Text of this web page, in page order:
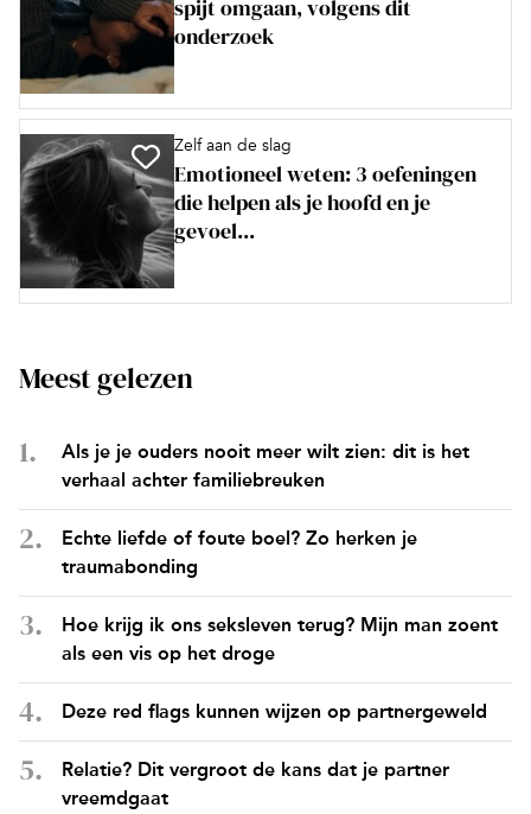
spijt omgaan, volgens dit
onderzoek
Zelf aan de slag
Emotioneel weten: 3 oefeningen
die helpen als je hoofd en je
gevoel...
Meest gelezen
Als je je ouders nooit meer wilt zien: dit is het
verhaal achter familiebreuken
Echte liefde of foute boel? Zo herken je
traumabonding
Hoe krijg ik ons seksleven terug? Mijn man zoent
als een vis op het droge
Deze red flags kunnen wijzen op partnergeweld
Relatie? Dit vergroot de kans dat je partner
vreemdgaat